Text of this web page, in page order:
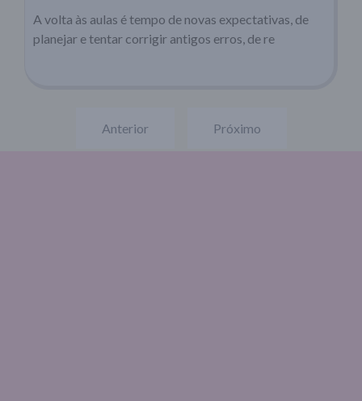
A volta às aulas é tempo de novas expectativas, de
planejar e tentar corrigir antigos erros, de re
Anterior Próximo